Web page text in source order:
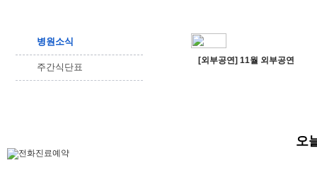
병원소식
주간식단표
[외부공연] 11월 외부공연
오